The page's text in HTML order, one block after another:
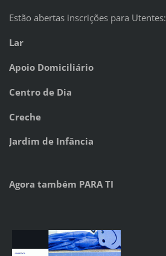
Estão abertas inscrições para Utentes:
Lar
Apoio Domiciliário
Centro de Dia
Creche
Jardim de Infância
Agora também PARA TI